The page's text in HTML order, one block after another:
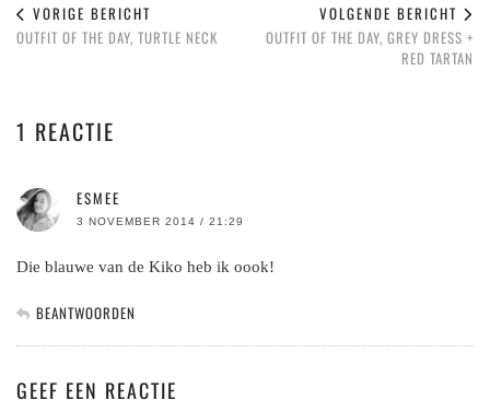
VORIGE BERICHT
OUTFIT OF THE DAY, TURTLE NECK
VOLGENDE BERICHT
OUTFIT OF THE DAY, GREY DRESS +
RED TARTAN
1 REACTIE
ESMEE
3 NOVEMBER 2014 / 21:29
Die blauwe van de Kiko heb ik oook!
BEANTWOORDEN
GEEF EEN REACTIE